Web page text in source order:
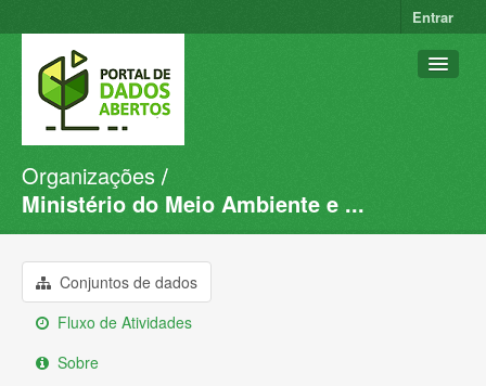
Entrar
Conjuntos de dados
Organizações
Sobre
Organizações
Ministério do Meio Ambiente e ...
Conjuntos de dados
Fluxo de Atividades
Sobre